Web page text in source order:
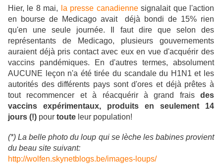
Hier, le 8 mai, la presse canadiennesignalait que l'action
en bourse de Medicago avait déjà bondi de 15% rien
qu'en une seule journée. Il faut dire que selon des
représentants de Medicago, plusieurs gouvernements
auraient déjà pris contact avec eux en vue d'acquérir des
vaccins pandémiques. En d'autres termes, absolument
AUCUNE leçon n'a été tirée du scandale du H1N1 et les
autorités des différents pays sont d'ores et déjà prêtes à
tout recommencer et à réacquérir à grand frais des
vaccins expérimentaux, produits en seulement 14
jours (!) pour toute leur population!
(*) La belle photo du loup qui se lèche les babines provient
du beau site suivant:
http://wolfen.skynetblogs.be/images-loups/